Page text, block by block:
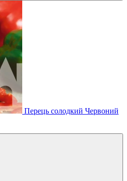
Перець солодкий Червоний